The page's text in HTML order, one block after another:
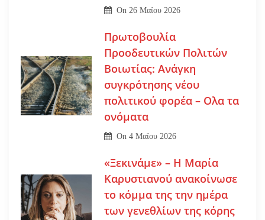
On 26 Μαΐου 2026
Πρωτοβουλία
Προοδευτικών Πολιτών
Βοιωτίας: Ανάγκη
συγκρότησης νέου
πολιτικού φορέα – Ολα τα
ονόματα
On4 Μαΐου 2026
«Ξεκινάμε» – Η Μαρία
Καρυστιανού ανακοίνωσε
το κόμμα της την ημέρα
των γενεθλίων της κόρης